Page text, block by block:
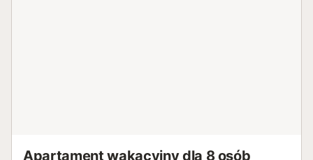
Apartament wakacyjny dla 8 osób